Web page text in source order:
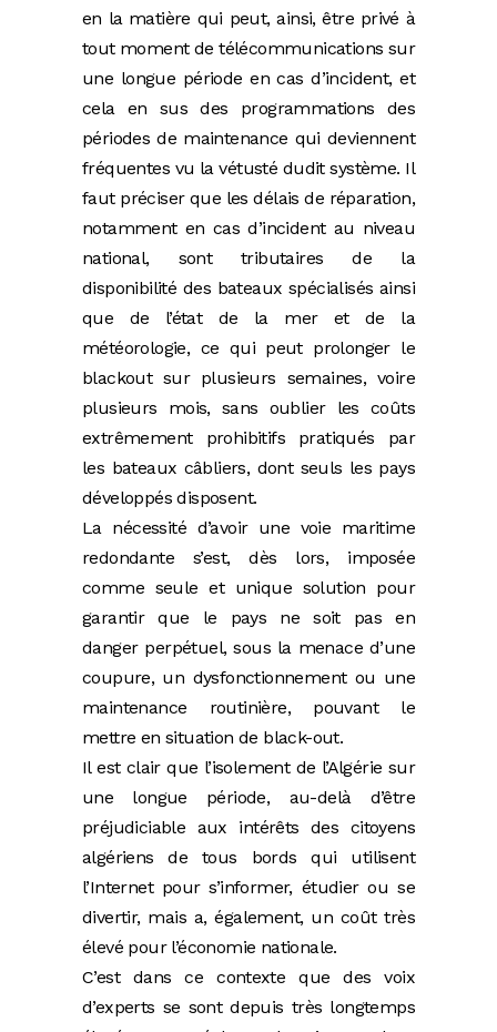
en la matière qui peut, ainsi, être privé à
tout moment de télécommunications sur
une longue période en cas d’incident, et
cela en sus des programmations des
périodes de maintenance qui deviennent
fréquentes vu la vétusté dudit système. Il
faut préciser que les délais de réparation,
notamment en cas d’incident au niveau
national, sont tributaires de la
disponibilité des bateaux spécialisés ainsi
que de l’état de la mer et de la
météorologie, ce qui peut prolonger le
blackout sur plusieurs semaines, voire
plusieurs mois, sans oublier les coûts
extrêmement prohibitifs pratiqués par
les bateaux câbliers, dont seuls les pays
développés disposent.
La nécessité d’avoir une voie maritime
redondante s’est, dès lors, imposée
comme seule et unique solution pour
garantir que le pays ne soit pas en
danger perpétuel, sous la menace d’une
coupure, un dysfonctionnement ou une
maintenance routinière, pouvant le
mettre en situation de black-out.
Il est clair que l’isolement de l’Algérie sur
une longue période, au-delà d’être
préjudiciable aux intérêts des citoyens
algériens de tous bords qui utilisent
l’Internet pour s’informer, étudier ou se
divertir, mais a, également, un coût très
élevé pour l’économie nationale.
C’est dans ce contexte que des voix
d’experts se sont depuis très longtemps